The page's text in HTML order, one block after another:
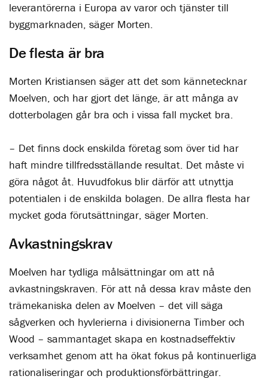
leverantörerna i Europa av varor och tjänster till
byggmarknaden, säger Morten.
De flesta är bra
Morten Kristiansen säger att det som kännetecknar
Moelven, och har gjort det länge, är att många av
dotterbolagen går bra och i vissa fall mycket bra.
– Det finns dock enskilda företag som över tid har
haft mindre tillfredsställande resultat. Det måste vi
göra något åt. Huvudfokus blir därför att utnyttja
potentialen i de enskilda bolagen. De allra flesta har
mycket goda förutsättningar, säger Morten.
Avkastningskrav
Moelven har tydliga målsättningar om att nå
avkastningskraven. För att nå dessa krav måste den
trämekaniska delen av Moelven – det vill säga
sågverken och hyvlerierna i divisionerna Timber och
Wood – sammantaget skapa en kostnadseffektiv
verksamhet genom att ha ökat fokus på kontinuerliga
rationaliseringar och produktionsförbättringar.